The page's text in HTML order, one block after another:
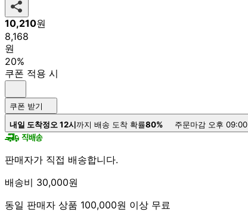
10,210원
8,168
원
20%
쿠폰 적용 시
쿠폰 받기
내일 도착정오 12시까지 배송 도착 확률80% 주문마감 오후 09:00
판매자가 직접 배송합니다.
배송비 30,000원
동일 판매자 상품 100,000원 이상 무료